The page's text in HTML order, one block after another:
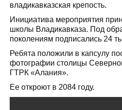
владикавказская крепость.
Инициатива мероприятия
школы Владикавказа. Под
поколениям подписались 24
Ребята положили в капсулу
фотографии столицы
ГТРК «Алания».
Ее откроют в 2084 году.